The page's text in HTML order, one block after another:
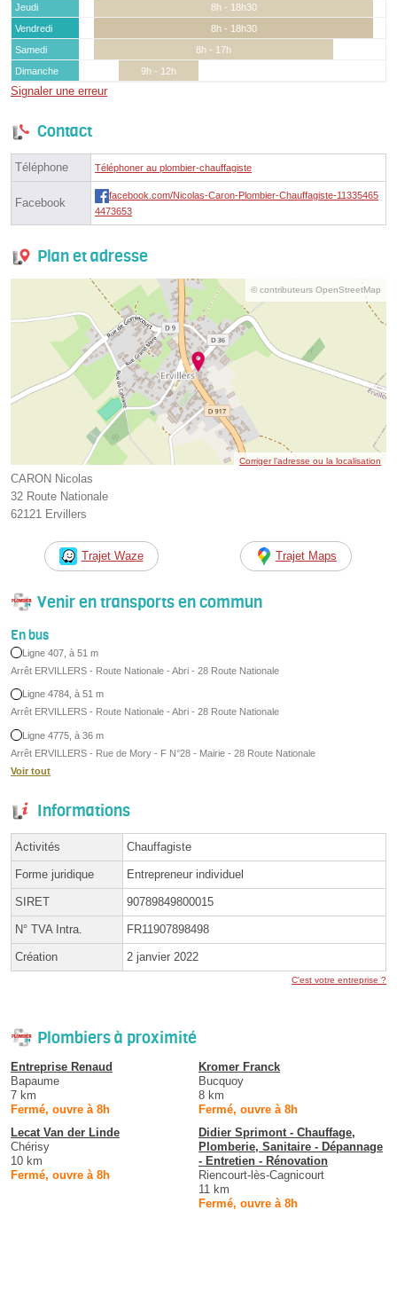
Jeudi
8h - 18h30
Vendredi
8h - 18h30
Samedi
8h - 17h
Dimanche
9h - 12h
Signaler une erreur
Contact
Téléphone Téléphoner au plombier-chauffagiste
Facebook
facebook.com/Nicolas-Caron-Plombier-Chauffagiste-11335465
4473653
Plan et adresse
© contributeurs OpenStreetMap
Corriger l’adresse ou la localisation
CARON Nicolas
32 Route Nationale
62121 Ervillers
Trajet Waze Trajet Maps
Venir en transports en commun
En bus
Ligne 407, à 51 m
Arrêt ERVILLERS - Route Nationale - Abri - 28 Route Nationale
Ligne 4784, à 51 m
Arrêt ERVILLERS - Route Nationale - Abri - 28 Route Nationale
Ligne 4775, à 36 m
Arrêt ERVILLERS - Rue de Mory - F N°28 - Mairie - 28 Route Nationale
Voir tout
Informations
Activités Chauffagiste
Forme juridique Entrepreneur individuel
SIRET 90789849800015
N° TVA Intra. FR11907898498
Création 2 janvier 2022
C'est votre entreprise ?
Plombiers à proximité
Entreprise Renaud
Bapaume
7 km
Fermé, ouvre à 8h
Kromer Franck
Bucquoy
8 km
Fermé, ouvre à 8h
Lecat Van der Linde
Chérisy
10 km
Fermé, ouvre à 8h
Didier Sprimont - Chauffage,
Plomberie, Sanitaire - Dépannage
- Entretien - Rénovation
Riencourt-lès-Cagnicourt
11 km
Fermé, ouvre à 8h